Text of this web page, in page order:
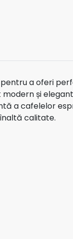
a oferi
și
a cafelelor
calitate.